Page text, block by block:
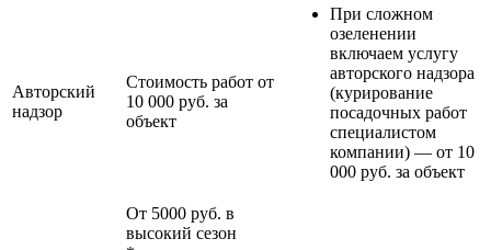
Авторский
надзор
Стоимость работ от
10 000 руб. за
объект
При сложном
озеленении
включаем услугу
авторского надзора
(курирование
посадочных работ
специалистом
компании) — от 10
000 руб. за объект
От 5000 руб. в
высокий сезон